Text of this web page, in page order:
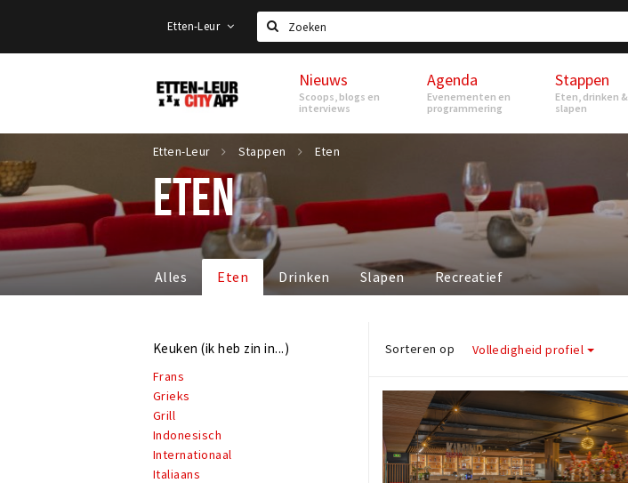
Etten-Leur
Zoeken
Etten-
Leur
Nieuws
Scoops, blogs en
interviews
Agenda
Evenementen en
programmering
Stappen
Eten, drinken &
slapen
Etten-Leur Stappen Eten
ETEN
Alles Eten Drinken Slapen Recreatief
Keuken (ik heb zin in...)
Frans
Grieks
Grill
Indonesisch
Internationaal
Italiaans
Sorteren op Volledigheid profiel